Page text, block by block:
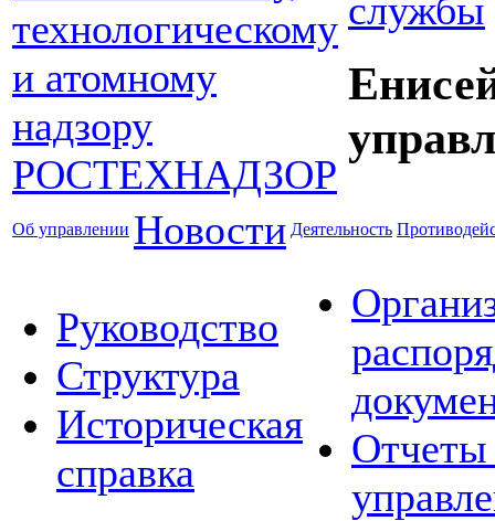
службы
Об управлении Новости Деятельность
Руководство
Структура
Историческая
справка
Отчеты